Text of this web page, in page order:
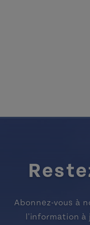
Abonnez-vous à
l'information à